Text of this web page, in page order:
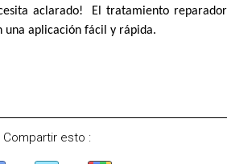
aclarado! El tratamiento reparador
una aplicación fácil y rápida.
Compartir esto :